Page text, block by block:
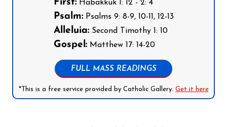
First:Habakkuk 1: 12 - 2: 4
Psalm:Psalms 9: 8-9, 10-11, 12-13
Alleluia:Second Timothy 1: 10
Gospel:Matthew 17: 14-20
FULL MASS READINGS
*This is a free service provided by Catholic Gallery. Get it here